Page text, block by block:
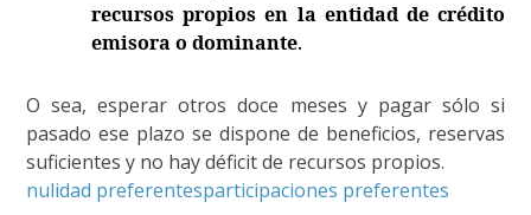
recursos propios en la entidad de crédito
emisora o dominante.
O sea, esperar otros doce meses y pagar sólo si
pasado ese plazo se dispone de beneficios, reservas
suficientes y no hay déficit de recursos propios.
nulidad preferentesparticipaciones preferentes